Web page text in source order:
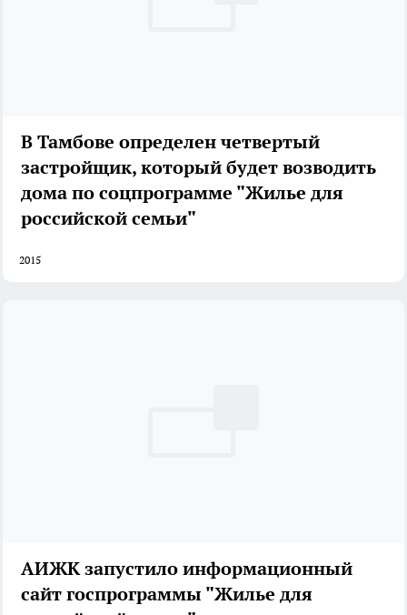
В Тамбове определен четвертый
застройщик, который будет возводить
дома по соцпрограмме "Жилье для
российской семьи"
2015
АИЖК запустило информационный
сайт госпрограммы "Жилье для